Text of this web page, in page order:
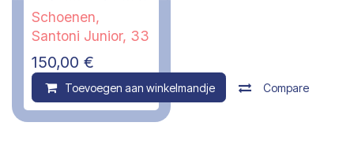
Schoenen,
Santoni Junior, 33
150,00 €
Toevoegen aan winkelmandje Compare